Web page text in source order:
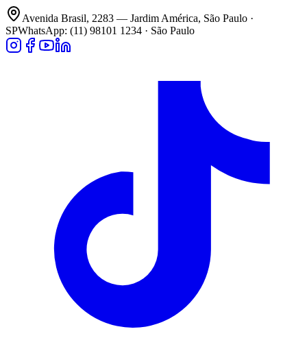
Avenida Brasil, 2283 — Jardim América, São Paulo ·
SPWhatsApp: (11) 98101 1234 · São Paulo